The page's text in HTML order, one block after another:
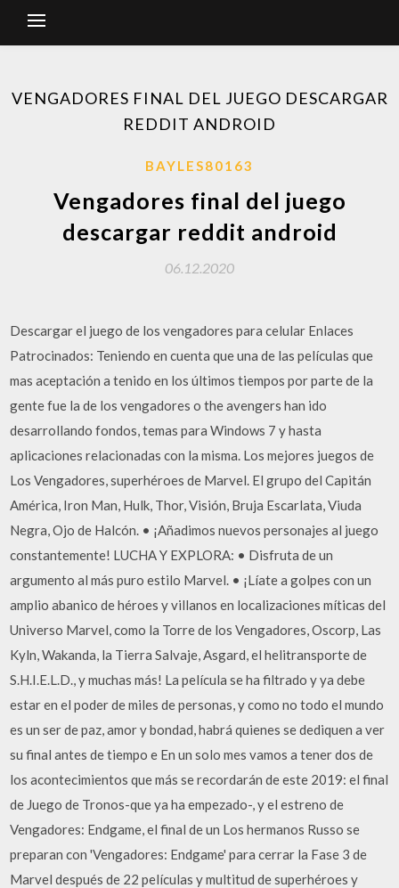
VENGADORES FINAL DEL JUEGO DESCARGAR
REDDIT ANDROID
BAYLES80163
Vengadores final del juego
descargar reddit android
06.12.2020
Descargar el juego de los vengadores para celular Enlaces
Patrocinados: Teniendo en cuenta que una de las películas que
mas aceptación a tenido en los últimos tiempos por parte de la
gente fue la de los vengadores o the avengers han ido
desarrollando fondos, temas para Windows 7 y hasta
aplicaciones relacionadas con la misma. Los mejores juegos de
Los Vengadores, superhéroes de Marvel. El grupo del Capitán
América, Iron Man, Hulk, Thor, Visión, Bruja Escarlata, Viuda
Negra, Ojo de Halcón. • ¡Añadimos nuevos personajes al juego
constantemente! LUCHA Y EXPLORA: • Disfruta de un
argumento al más puro estilo Marvel. • ¡Líate a golpes con un
amplio abanico de héroes y villanos en localizaciones míticas del
Universo Marvel, como la Torre de los Vengadores, Oscorp, Las
Kyln, Wakanda, la Tierra Salvaje, Asgard, el helitransporte de
S.H.I.E.L.D., y muchas más! La película se ha filtrado y ya debe
estar en el poder de miles de personas, y como no todo el mundo
es un ser de paz, amor y bondad, habrá quienes se dediquen a ver
su final antes de tiempo e En un solo mes vamos a tener dos de
los acontecimientos que más se recordarán de este 2019: el final
de Juego de Tronos-que ya ha empezado-, y el estreno de
Vengadores: Endgame, el final de un Los hermanos Russo se
preparan con 'Vengadores: Endgame' para cerrar la Fase 3 de
Marvel después de 22 películas y multitud de superhéroes y